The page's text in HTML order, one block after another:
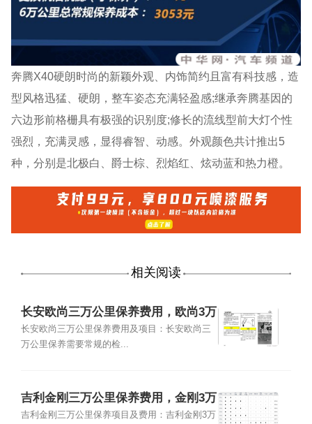
奔腾X40硬朗时尚的新颖外观、内饰简约且富有科技感，造
型风格迅猛、硬朗，整车姿态充满轻盈感;继承奔腾基因的
六边形前格栅具有极强的识别度;修长的流线型前大灯个性
强烈，充满灵感，显得睿智、动感。外观颜色共计推出5
种，分别是北极白、爵士棕、烈焰红、炫动蓝和热力橙。
相关阅读
长安欧尚三万公里保养费用，欧尚3万
公里保养项目
长安欧尚三万公里保养费用及项目：长安欧尚三
万公里保养需要常规的检...
吉利金刚三万公里保养费用，金刚3万
公里保养项目
吉利金刚三万公里保养项目及费用：吉利金刚3万